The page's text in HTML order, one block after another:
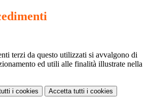
terzi da questo utilizzati si avvalgono di
ed utili alle finalità illustrate nella
i cookies Accetta tutti i cookies